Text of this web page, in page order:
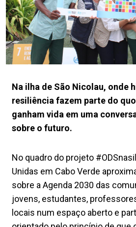
Na ilha de São Nicolau, onde
resiliência fazem parte do
ganham vida em uma
sobre o futuro.
No quadro do projeto
Unidas em Cabo Verde
sobre a Agenda 2030 das
jovens, estudantes,
locais num espaço aberto e